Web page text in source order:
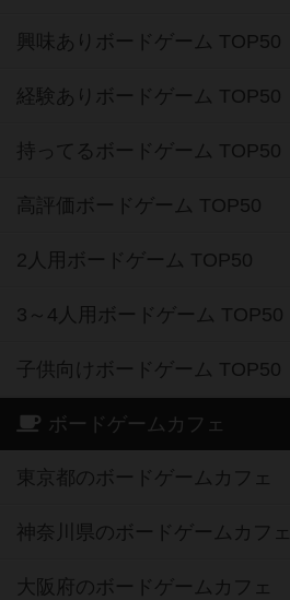
興味ありボードゲーム TOP50
経験ありボードゲーム TOP50
持ってるボードゲーム TOP50
高評価ボードゲーム TOP50
2人用ボードゲーム TOP50
3～4人用ボードゲーム TOP50
子供向けボードゲーム TOP50
ボードゲームカフェ
東京都のボードゲームカフェ
神奈川県のボードゲームカフェ
大阪府のボードゲームカフェ